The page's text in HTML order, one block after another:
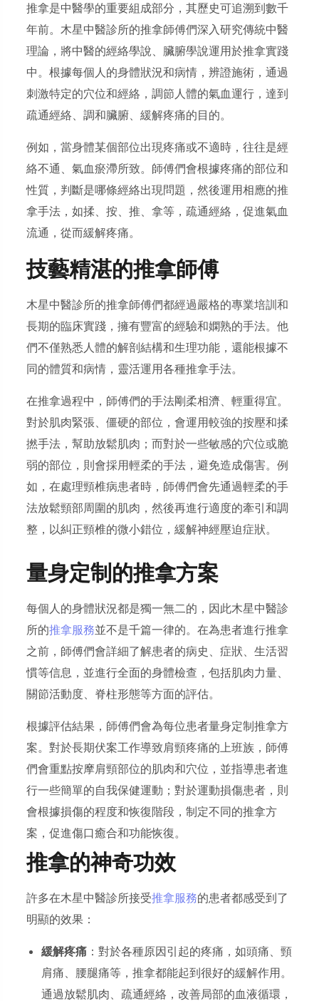
推拿是中醫學的重要組成部分，其歷史可追溯到數千
年前。木星中醫診所的推拿師傅們深入研究傳統中醫
理論，將中醫的經絡學說、臟腑學說運用於推拿實踐
中。根據每個人的身體狀況和病情，辨證施術，通過
刺激特定的穴位和經絡，調節人體的氣血運行，達到
疏通經絡、調和臟腑、緩解疼痛的目的。
例如，當身體某個部位出現疼痛或不適時，往往是經
絡不通、氣血瘀滯所致。師傅們會根據疼痛的部位和
性質，判斷是哪條經絡出現問題，然後運用相應的推
拿手法，如揉、按、推、拿等，疏通經絡，促進氣血
流通，從而緩解疼痛。
技藝精湛的推拿師傅
木星中醫診所的推拿師傅們都經過嚴格的專業培訓和
長期的臨床實踐，擁有豐富的經驗和嫻熟的手法。他
們不僅熟悉人體的解剖結構和生理功能，還能根據不
同的體質和病情，靈活運用各種推拿手法。
在推拿過程中，師傅們的手法剛柔相濟、輕重得宜。
對於肌肉緊張、僵硬的部位，會運用較強的按壓和揉
撚手法，幫助放鬆肌肉；而對於一些敏感的穴位或脆
弱的部位，則會採用輕柔的手法，避免造成傷害。例
如，在處理頸椎病患者時，師傅們會先通過輕柔的手
法放鬆頸部周圍的肌肉，然後再進行適度的牽引和調
整，以糾正頸椎的微小錯位，緩解神經壓迫症狀。
量身定制的推拿方案
每個人的身體狀況都是獨一無二的，因此木星中醫診
所的推拿服務並不是千篇一律的。在為患者進行推拿
之前，師傅們會詳細了解患者的病史、症狀、生活習
慣等信息，並進行全面的身體檢查，包括肌肉力量、
關節活動度、脊柱形態等方面的評估。
根據評估結果，師傅們會為每位患者量身定制推拿方
案。對於長期伏案工作導致肩頸疼痛的上班族，師傅
們會重點按摩肩頸部位的肌肉和穴位，並指導患者進
行一些簡單的自我保健運動；對於運動損傷患者，則
會根據損傷的程度和恢復階段，制定不同的推拿方
案，促進傷口癒合和功能恢復。
推拿的神奇功效
許多在木星中醫診所接受推拿服務的患者都感受到了
明顯的效果：
緩解疼痛 ：對於各種原因引起的疼痛，如頭痛、頸
肩痛、腰腿痛等，推拿都能起到很好的緩解作用。
通過放鬆肌肉、疏通經絡，改善局部的血液循環，